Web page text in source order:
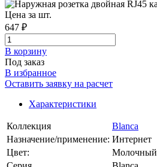
Цена за шт.
647 ₽
В корзинy
Под заказ
В избранное
Оставить заявку на расчет
Характеристики
Коллекция
Blanca
Назначение/применение: Интернет
Цвет:
Молочный